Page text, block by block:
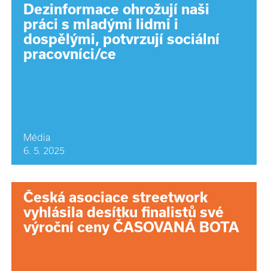
Dezinformace ohrožují naši
práci s mladými lidmi i
dospělými, potvrzují sociální
pracovníci/ce
Média
6. 5. 2025
Česká asociace streetwork
vyhlásila desítku finalistů své
výroční ceny ČASOVANÁ BOTA